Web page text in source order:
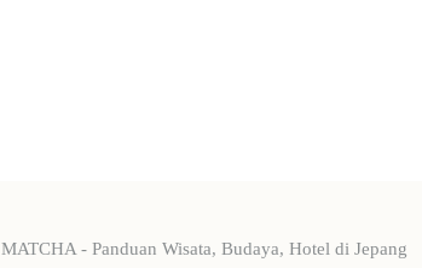
MATCHA - Panduan Wisata, Budaya, Hotel di Jepang